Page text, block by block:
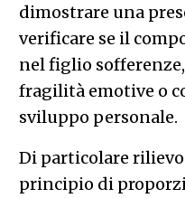
dimostrare una
verificare se il
nel figlio
fragilità emotive o
sviluppo personale.
Di particolare
principio di